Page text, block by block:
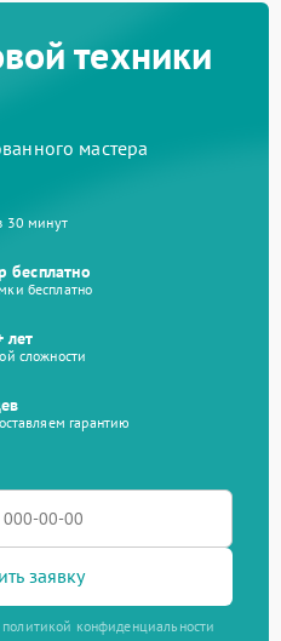
техники
мастера
30 минут
бесплатно
бесплатно
лет
сложности
гарантию
заявку
конфиденциальности